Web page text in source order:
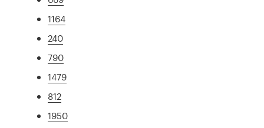
1164
240
790
1479
812
1950